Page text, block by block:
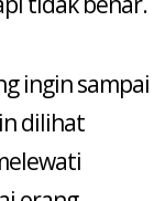
ingin sampai
dilihat